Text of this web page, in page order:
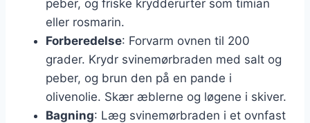
peber, og friske krydderurter som timian
eller rosmarin.
Forberedelse: Forvarm ovnen til 200
grader. Krydr svinemørbraden med salt og
peber, og brun den på en pande i
olivenolie. Skær æblerne og løgene i skiver.
Bagning: Læg svinemørbraden i et ovnfast